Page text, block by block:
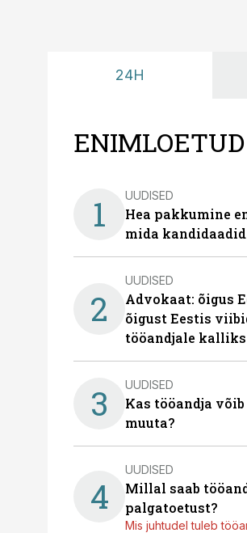
24H
ENIMLOETUD
1 UUDISED
Hea pakkumine
mida
2
UUDISED
Advokaat: õigus
õigust Eestis
tööandjale kalliks
3 UUDISED
Kas tööandja
muuta?
4
UUDISED
Millal saab
palgatoetust?
Mis juhtudel tuleb